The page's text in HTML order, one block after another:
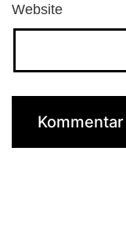
Website